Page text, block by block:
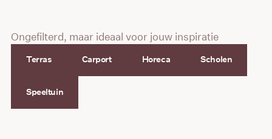
Ongefilterd, maar ideaal voor jouw inspiratie
Terras Carport Horeca Scholen
Speeltuin